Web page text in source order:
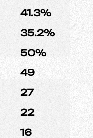
41.3%
35.2%
50%
49
27
22
16